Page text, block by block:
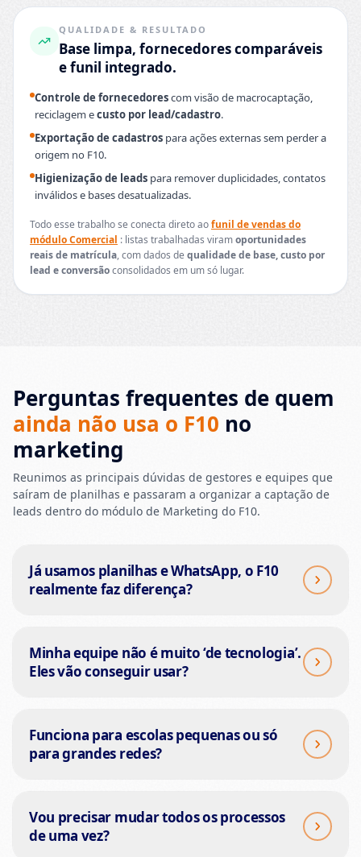
QUALIDADE & RESULTADO
Base limpa, fornecedores comparáveis
e funil integrado.
Controle de fornecedorescom visão de macrocaptação,
reciclagem ecusto por lead/cadastro.
Exportação de cadastros para ações externas sem perder a
origem no F10.
Higienização de leads para remover duplicidades, contatos
inválidos e bases desatualizadas.
Todo esse trabalho se conecta direto aofunil de vendas do
módulo Comercial : listas trabalhadas viramoportunidades
reais de matrícula, com dados de qualidade de base, custo por
lead e conversãoconsolidados em um só lugar.
Perguntas frequentes de quem
ainda não usa o F10 no
marketing
Reunimos as principais dúvidas de gestores e equipes que
saíram de planilhas e passaram a organizar a captação de
leads dentro do módulo de Marketing do F10.
Já usamos planilhas e WhatsApp, o F10
realmente faz diferença?
Minha equipe não é muito ‘de tecnologia’.
Eles vão conseguir usar?
Funciona para escolas pequenas ou só
para grandes redes?
Vou precisar mudar todos os processos
de uma vez?